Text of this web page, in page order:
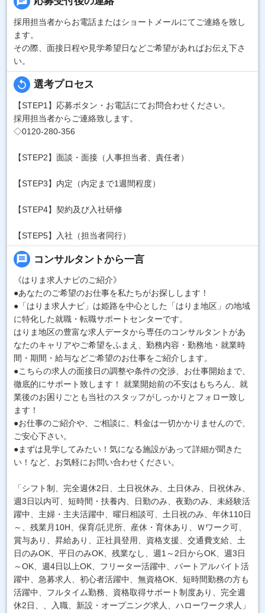
採用担当者からお電話またはショートメールにてご連絡を致し
ます。
その際、面接日程や見学希望日などご希望があればお伝え下さ
い。
replay 選考プロセス
【STEP1】応募ボタン・お電話にてお問合わせください。
採用担当者からご連絡致します。
◇0120-280-356
【STEP2】面談・面接（人事担当者、責任者）
【STEP3】内定（内定まで1週間程度）
【STEP4】契約及び入社研修
【STEP5】入社（担当者同行）
message コンサルタントから一言
《はりま求人ナビのご紹介》
●あなたのご希望のお仕事を私たちがお探しします！
●「はりま求人ナビ」は姫路を中心とした「はりま地区」の地域
に特化した就職・転職サポートセンターです。
はりま地区の豊富な求人データから専任のコンサルタントがあ
なたのキャリアやご希望をふまえ、勤務内容・勤務地・就業時
間・期間・給与などご希望のお仕事をご紹介します。
●こちらの求人の面接日の調整や条件の交渉、お仕事開始まで、
徹底的にサポート致します！ 就業開始前の不安はもちろん、就
業後のお困りごとも当社のスタッフがしっかりとフォロー致し
ます！
●お仕事のご紹介や、ご相談に、料金は一切かかりませんので、
ご安心下さい。
●まずは見学してみたい！気になる施設があって詳細が聞きた
い！など、お気軽にお問い合わせください。
「シフト制、完全週休2日、土日祝休み、土日休み、日祝休み、
週3日以内可、短時間・扶養内、日勤のみ、夜勤のみ、未経験活
躍中、主婦・主夫活躍中、曜日相談可、土日祝のみ、年休110日
～、残業月10H、保育/託児所、産休・育休あり、Ｗワーク可、
賞与あり、昇給あり、正社員登用、資格支援、交通費支給、土
日のみOK、平日のみOK、残業なし、週1～2日からOK、週3日
～OK、週4日以上OK、フリーター活躍中、パートアルバイト活
躍中、急募求人、初心者活躍中、無資格OK、短時間勤務の方も
活躍中、フルタイム勤務、資格取得サポート制度あり、完全週
休2日、、入職、新設・オープニング求人、ハローワーク求人」